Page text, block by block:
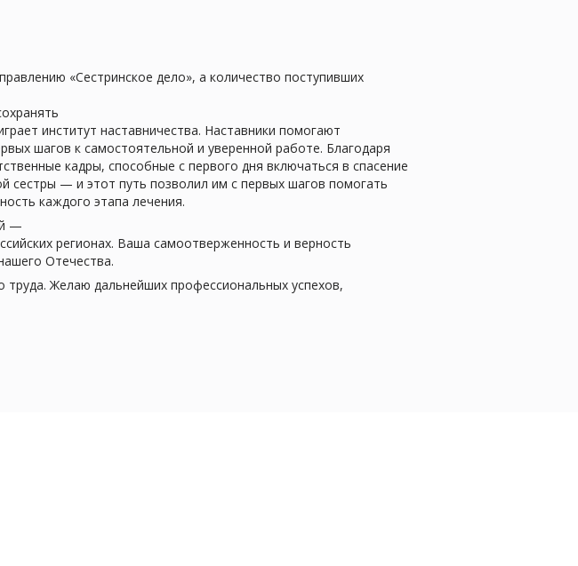
«Сестринское дело», а количество поступивших
институт наставничества. Наставники помогают
шагов к самостоятельной и уверенной работе. Благодаря
кадры, способные с первого дня включаться в спасение
сестры — и этот путь позволил им с первых шагов помогать
каждого этапа лечения.
—
регионах. Ваша самоотверженность и верность
Отечества.
Желаю дальнейших профессиональных успехов,